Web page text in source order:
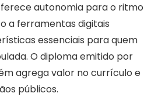
autonomia para o ritmo
a ferramentas digitais
essenciais para quem
O diploma emitido por
agrega valor no currículo e
públicos.